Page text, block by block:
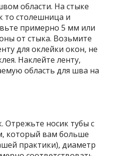
области. На стыке
то столешница и
примерно 5 мм или
от стыка. Возьмите
для оклейки окон, не
Наклейте ленту,
область для шва на
Отрежьте носик тубы с
который вам больше
практики), диаметр